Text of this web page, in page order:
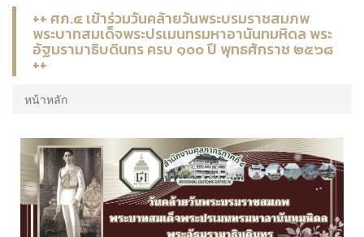
++ ศภ.๔ เข้าร่วมวันคล้ายวันพระบรมราชสมภพ
พระบาทสมเด็จพระปรเมนทรมหาอานันทมหิดล พระ
อัฐมรามาธิบดินทร ครบ ๑๐๐ ปี พุทธศักราช ๒๕๖๘
++
หน้าหลัก